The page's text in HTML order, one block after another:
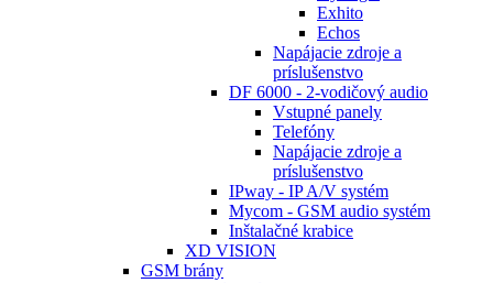
Exhito
Echos
Napájacie zdroje a
príslušenstvo
DF 6000 - 2-vodičový audio
Vstupné panely
Telefóny
Napájacie zdroje a
príslušenstvo
IPway - IP A/V systém
Mycom - GSM audio systém
Inštalačné krabice
XD VISION
GSM brány